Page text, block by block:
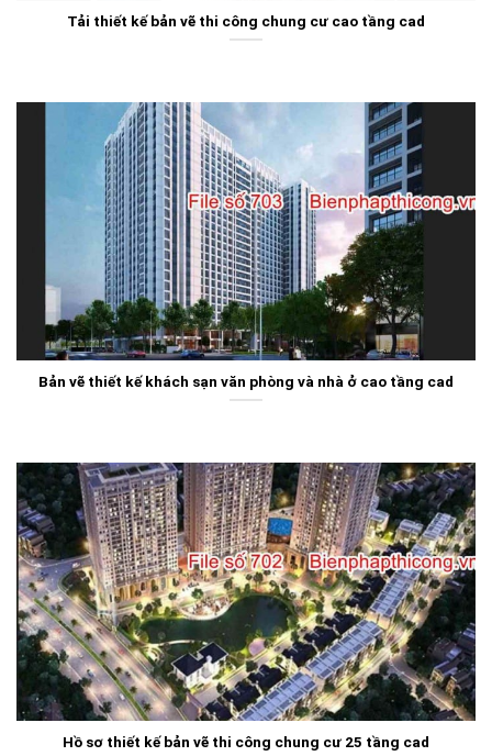
Tải thiết kế bản vẽ thi công chung cư cao tầng cad
Bản vẽ thiết kế khách sạn văn phòng và nhà ở cao tầng cad
Hồ sơ thiết kế bản vẽ thi công chung cư 25 tầng cad